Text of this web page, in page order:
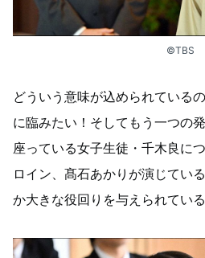
©TBS
どういう意味が込められている
に臨みたい！そしてもう一つの
座っている女子生徒・千木良に
ロイン、髙石あかりが演じてい
か大きな役回りを与えられてい